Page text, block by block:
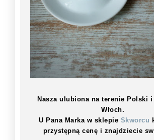
Nasza ulubiona na terenie Polski i
Włoch.
U Pana Marka w sklepie Skworcu
przystępną cenę i znajdziecie